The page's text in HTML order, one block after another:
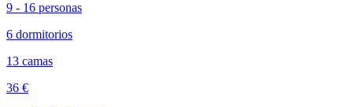
9 - 16 personas
6 dormitorios
13 camas
36 €